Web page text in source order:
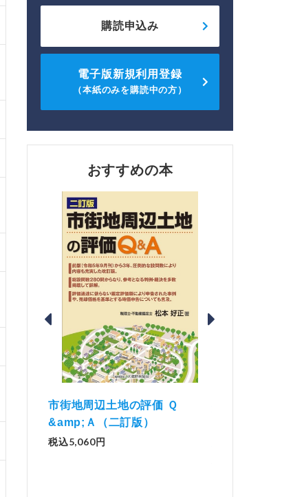
購読申込み
電子版新規利用登録
（本紙のみを購読中の方）
おすすめの本
解説とQ&amp;Aでわかる 電子
帳簿等保存制度の実務（改訂
版）